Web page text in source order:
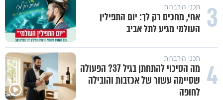
3 תכני הידברות
אחי, מחכים רק לך: יום התפילין
העולמי מגיע לתל אביב
4 תכני הידברות
מה הסיכוי להתחתן בגיל 37? הפעולה
שסיימה עשור של אכזבות והובילה
לחופה